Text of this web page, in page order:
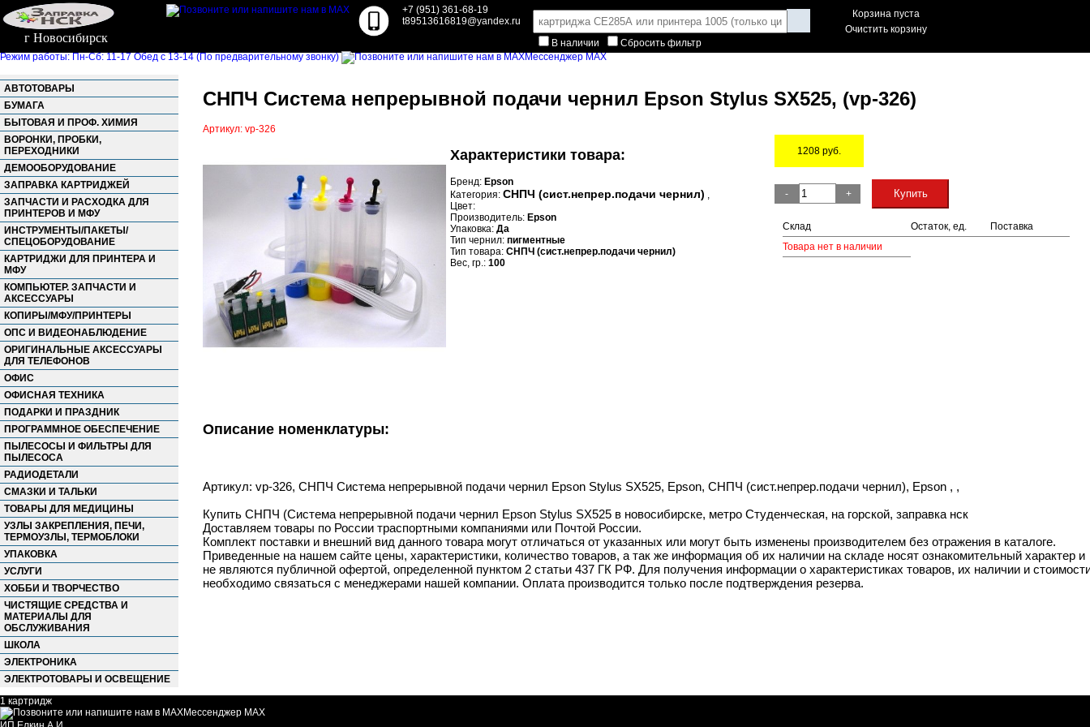
г Новосибирск
+7 (951) 361-68-19
t89513616819@yandex.ru
В наличии
Сбросить фильтр
Корзина пуста
Очистить корзину
Режим работы: Пн-Сб: 11-17 Обед с 13-14 (По предварительному звонку) Мессенджер MAX
АВТОТОВАРЫ
БУМАГА
БЫТОВАЯ И ПРОФ. ХИМИЯ
ВОРОНКИ, ПРОБКИ,
ПЕРЕХОДНИКИ
ДЕМООБОРУДОВАНИЕ
ЗАПРАВКА КАРТРИДЖЕЙ
ЗАПЧАСТИ И РАСХОДКА ДЛЯ
ПРИНТЕРОВ И МФУ
ИНСТРУМЕНТЫ/ПАКЕТЫ/
СПЕЦОБОРУДОВАНИЕ
КАРТРИДЖИ ДЛЯ ПРИНТЕРА И
МФУ
КОМПЬЮТЕР. ЗАПЧАСТИ И
АКСЕССУАРЫ
КОПИРЫ/МФУ/ПРИНТЕРЫ
ОПС И ВИДЕОНАБЛЮДЕНИЕ
ОРИГИНАЛЬНЫЕ АКСЕССУАРЫ
ДЛЯ ТЕЛЕФОНОВ
ОФИС
ОФИСНАЯ ТЕХНИКА
ПОДАРКИ И ПРАЗДНИК
ПРОГРАММНОЕ ОБЕСПЕЧЕНИЕ
ПЫЛЕСОСЫ И ФИЛЬТРЫ ДЛЯ
ПЫЛЕСОСА
РАДИОДЕТАЛИ
СМАЗКИ И ТАЛЬКИ
ТОВАРЫ ДЛЯ МЕДИЦИНЫ
УЗЛЫ ЗАКРЕПЛЕНИЯ, ПЕЧИ,
ТЕРМОУЗЛЫ, ТЕРМОБЛОКИ
УПАКОВКА
УСЛУГИ
ХОББИ И ТВОРЧЕСТВО
ЧИСТЯЩИЕ СРЕДСТВА И
МАТЕРИАЛЫ ДЛЯ
ОБСЛУЖИВАНИЯ
ШКОЛА
ЭЛЕКТРОНИКА
ЭЛЕКТРОТОВАРЫ И ОСВЕЩЕНИЕ
СНПЧ Система непрерывной подачи чернил Epson Stylus SX525, (vp-326)
Артикул: vp-326
Характеристики товара:
Бренд: Epson
Категория: СНПЧ (сист.непрер.подачи чернил) ,
Цвет:
Производитель: Epson
Упаковка: Да
Тип чернил: пигментные
Тип товара: СНПЧ (сист.непрер.подачи чернил)
Вес, гр.: 100
1208 руб.
-
+ Купить
Склад Остаток, ед.
Поставка
Товара нет в наличии
Описание номенклатуры:
Артикул: vp-326, СНПЧ Система непрерывной подачи чернил Epson Stylus SX525, Epson, СНПЧ (сист.непрер.подачи чернил), Epson , ,
Купить СНПЧ (Система непрерывной подачи чернил Epson Stylus SX525 в новосибирске, метро Студенческая, на горской, заправка нск
Доставляем товары по России траспортными компаниями или Почтой России.
Комплект поставки и внешний вид данного товара могут отличаться от указанных или могут быть изменены производителем без отражения в каталоге.
Приведенные на нашем сайте цены, характеристики, количество товаров, а так же информация об их наличии на складе носят ознакомительный характер и
не являются публичной офертой, определенной пунктом 2 статьи 437 ГК РФ. Для получения информации о характеристиках товаров, их наличии и
необходимо связаться с менеджерами нашей компании. Оплата производится только после подтверждения резерва.
1 картридж
Мессенджер MAX